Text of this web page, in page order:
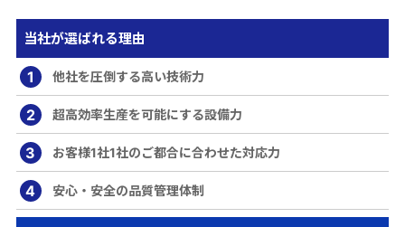
当社が選ばれる理由
1 他社を圧倒する高い技術力
2 超高効率生産を可能にする設備力
3 お客様1社1社のご都合に合わせた対応力
4 安心・安全の品質管理体制